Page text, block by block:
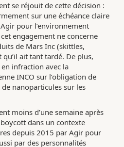
se réjouit de cette décision :
sur une échéance claire
pour l’environnement
engagement ne concerne
de Mars Inc (skittles,
ait tant tardé. De plus,
infraction avec la
INCO sur l’obligation de
nanoparticules sur les
moins d’une semaine après
boycott dans un contexte
depuis 2015 par Agir pour
par des personnalités